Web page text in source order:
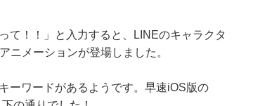
て！！」と入力すると、LINEのキャラクタ
ニメーションが登場しました。
ーワードがあるようです。早速iOS版の